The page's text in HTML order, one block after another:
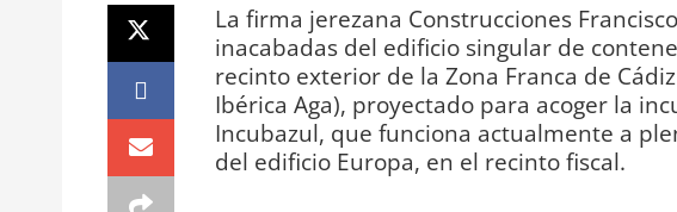
La firma jerezana Construcciones
inacabadas del edificio singular de
recinto exterior de la Zona Franca de
Ibérica Aga), proyectado para acoger la
Incubazul, que funciona actualmente a
del edificio Europa, en el recinto fiscal.